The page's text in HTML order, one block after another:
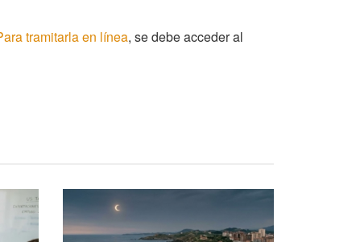
tramitarla en línea, se debe acceder al